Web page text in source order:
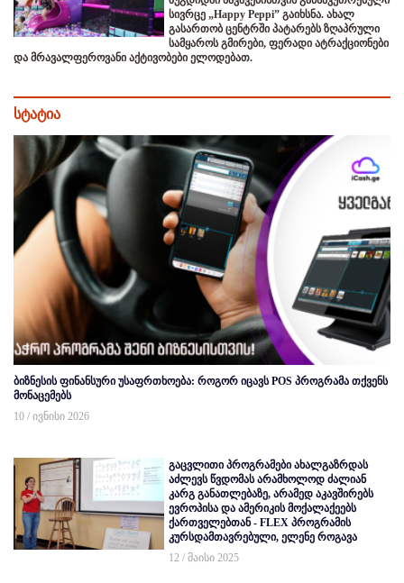
სივრცე „Happy Peppi” გაიხსნა. ახალ
გასართობ ცენტრში პატარებს ზღაპრული
სამყაროს გმირები, ფერადი ატრაქციონები
და მრავალფეროვანი აქტივობები ელოდებათ.
სტატია
ბიზნესის ფინანსური უსაფრთხოება: როგორ იცავს POS პროგრამა თქვენს
მონაცემებს
10 / ივნისი 2026
გაცვლითი პროგრამები ახალგაზრდას
აძლევს წვდომას არამხოლოდ ძალიან
კარგ განათლებაზე, არამედ აკავშირებს
ევროპისა და ამერიკის მოქალაქეებს
ქართველებთან - FLEX პროგრამის
კურსდამთავრებული, ელენე როგავა
12 / მაისი 2025